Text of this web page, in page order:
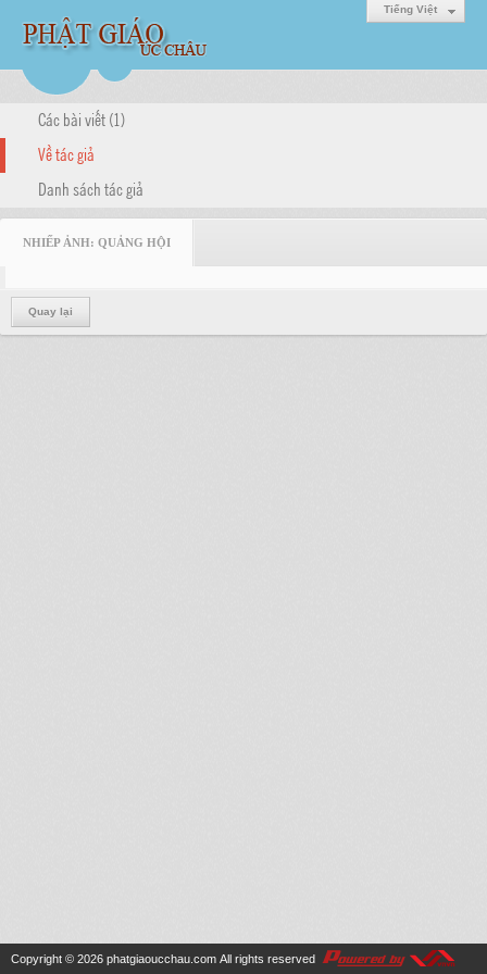
Tiếng Việt
Các bài viết (1)
Về tác giả
Danh sách tác giả
NHIẾP ẢNH: QUẢNG HỘI
Quay lại
Copyright © 2026 phatgiaoucchau.com All rights reserved